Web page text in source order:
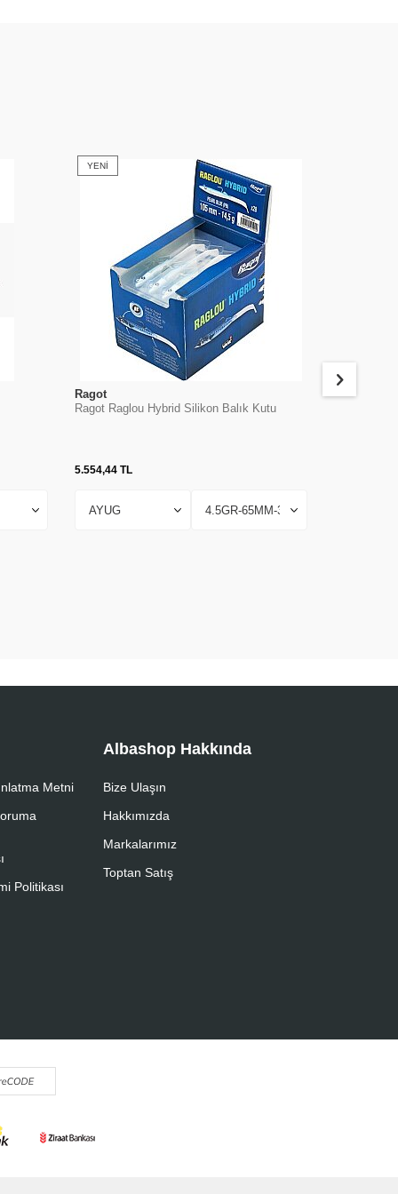
YENI
Ragot
Ragot Raglou Hybrid Silikon Balık Kutu
5.554,44TL
Berkley
Metni
Politikası
Albashop Hakkında
Bize Ulaşın
Hakkımızda
Markalarımız
Toptan Satış